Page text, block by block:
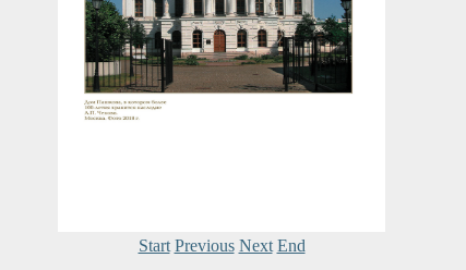
Start Previous Next End